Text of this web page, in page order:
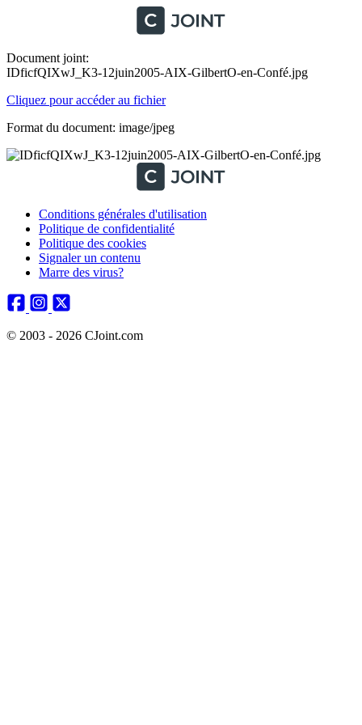
Document joint:
IDficfQIXwJ_K3-12juin2005-AIX-GilbertO-en-Confé.jpg
Cliquez pour accéder au fichier
Format du document: image/jpeg
Conditions générales d'utilisation
Politique de confidentialité
Politique des cookies
Signaler un contenu
Marre des virus?
© 2003 - 2026 CJoint.com